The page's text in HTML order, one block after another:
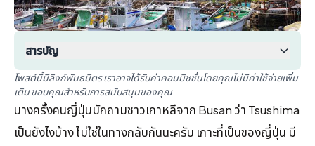
สารบัญ
โพสต์นี้มีลิงก์พันธมิตร เราอาจได้รับค่าคอมมิชชั่นโดยคุณไม่มีค่าใช้จ่ายเพิ่ม
เติม ขอบคุณสำหรับการสนับสนุนของคุณ
บางครั้งคนญี่ปุ่นมักถามชาวเกาหลีจาก Busan ว่า Tsushima
เป็นยังไงบ้าง ไม่ใช่ในทางกลับกันนะครับ เกาะที่เป็นของญี่ปุ่น มี